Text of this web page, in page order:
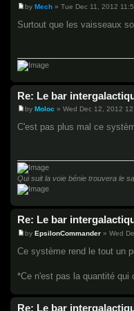
P
s
by Mech » Tue Dec 11, 2012
Surtout que les vaisseaux
Re: Le bar
o
s
by Moloc » Wed Dec 12, 2012
C'est pas plus mal ce
Qui suit la voie bénie trouvera le
Re: Le bar
P
s
by EpsilonCommander » Wed
Ce système rend le tout un
*Ce n'est pas la quantité qui
Re: Le bar